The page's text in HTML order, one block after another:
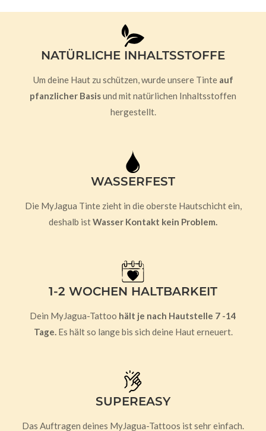
NATÜRLICHE INHALTSSTOFFE
Um deine Haut zu schützen, wurde unsere Tinte auf
pfanzlicher Basisund mit natürlichen Inhaltsstoffen
hergestellt.
WASSERFEST
Die MyJagua Tinte zieht in die oberste Hautschicht ein,
deshalb istWasser Kontakt kein Problem.
1-2 WOCHEN HALTBARKEIT
Dein MyJagua-Tattoo hält je nach Hautstelle 7 -14
Tage. Es hält so lange bis sich deine Haut erneuert.
SUPEREASY
Das Auftragen deines MyJagua-Tattoos ist sehr einfach.